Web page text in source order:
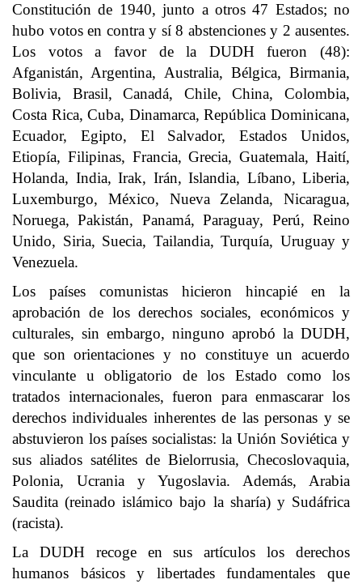
Constitución de 1940, junto a otros 47 Estados; no
hubo votos en contra y sí 8 abstenciones y 2 ausentes.
Los votos a favor de la DUDH fueron (48):
Afganistán, Argentina, Australia, Bélgica, Birmania,
Bolivia, Brasil, Canadá, Chile, China, Colombia,
Costa Rica, Cuba, Dinamarca, República Dominicana,
Ecuador, Egipto, El Salvador, Estados Unidos,
Etiopía, Filipinas, Francia, Grecia, Guatemala, Haití,
Holanda, India, Irak, Irán, Islandia, Líbano, Liberia,
Luxemburgo, México, Nueva Zelanda, Nicaragua,
Noruega, Pakistán, Panamá, Paraguay, Perú, Reino
Unido, Siria, Suecia, Tailandia, Turquía, Uruguay y
Venezuela.
Los países comunistas hicieron hincapié en la
aprobación de los derechos sociales, económicos y
culturales, sin embargo, ninguno aprobó la DUDH,
que son orientaciones y no constituye un acuerdo
vinculante u obligatorio de los Estado como los
tratados internacionales, fueron para enmascarar los
derechos individuales inherentes de las personas y se
abstuvieron los países socialistas: la Unión Soviética y
sus aliados satélites de Bielorrusia, Checoslovaquia,
Polonia, Ucrania y Yugoslavia. Además, Arabia
Saudita (reinado islámico bajo la sharía) y Sudáfrica
(racista).
La DUDH recoge en sus artículos los derechos
humanos básicos y libertades fundamentales que